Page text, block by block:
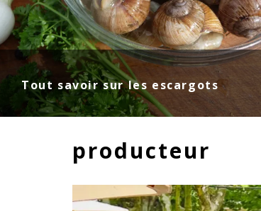
Tout savoir sur les escargots
producteur